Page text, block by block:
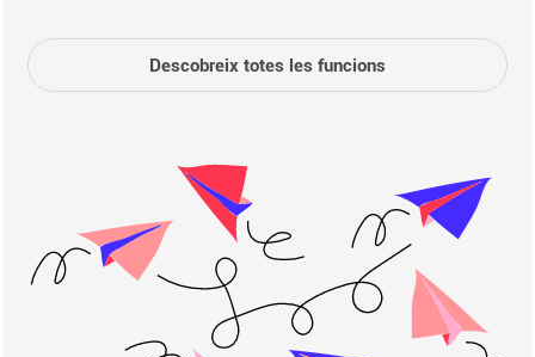
Descobreix totes les funcions